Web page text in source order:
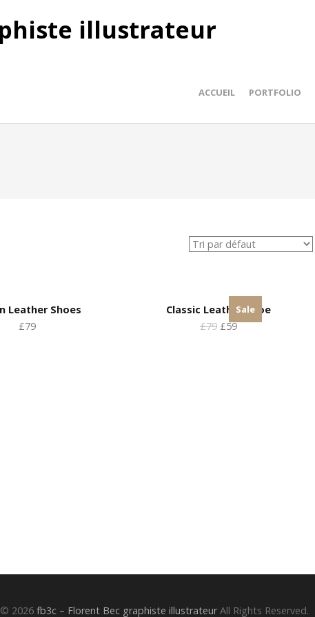
illustrateur
ACCUEIL PORTFOLIO
Leather Shoes
£79
Sale
Classic Leather Shoe
£79£59
© 2026 fb3c – Florent Bec graphiste illustrateurAll Rights Reserved.